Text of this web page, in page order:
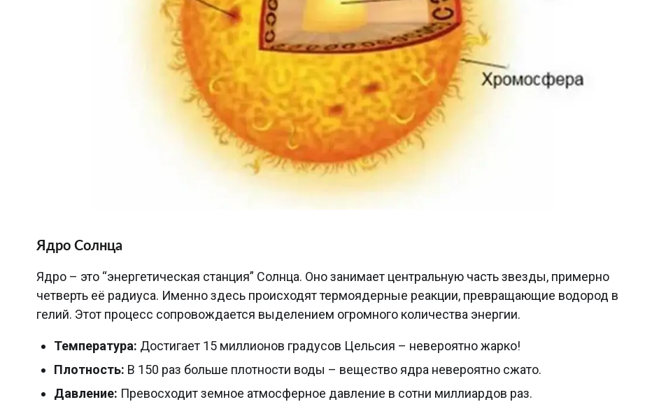
Ядро Солнца
Ядро – это “энергетическая станция” Солнца. Оно занимает центральную часть звезды, примерно
четверть её радиуса. Именно здесь происходят термоядерные реакции, превращающие водород в
гелий. Этот процесс сопровождается выделением огромного количества энергии.
Температура: Достигает 15 миллионов градусов Цельсия – невероятно жарко!
Плотность: В 150 раз больше плотности воды – вещество ядра невероятно сжато.
Давление: Превосходит земное атмосферное давление в сотни миллиардов раз.